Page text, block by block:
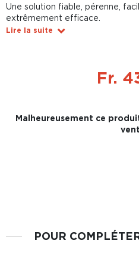
Une solution fiable, pérenne,
extrêmement efficace.
Lire la suite
Fr.
Malheureusement ce
POUR